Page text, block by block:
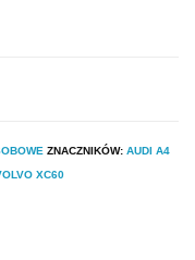
ZNACZNIKÓW: AUDI A4
XC60